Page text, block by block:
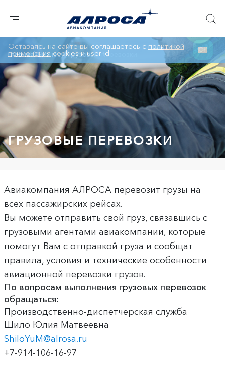
Главная Бизнесу Грузовые перевозки
ГРУЗОВЫЕ ПЕРЕВОЗКИ
Авиакомпания АЛРОСА перевозит грузы на
всех пассажирских рейсах.
Вы можете отправить свой груз, связавшись с
грузовыми агентами авиакомпании, которые
помогут Вам с отправкой груза и сообщат
правила, условия и технические особенности
авиационной перевозки грузов.
По вопросам выполнения грузовых перевозок
обращаться:
Производственно-диспетчерская служба
Шило Юлия Матвеевна
ShiloYuM@alrosa.ru
+7-914-106-16-97
Оставаясь на сайте вы соглашаетесь с политикой
примененияcookies и user id ОК